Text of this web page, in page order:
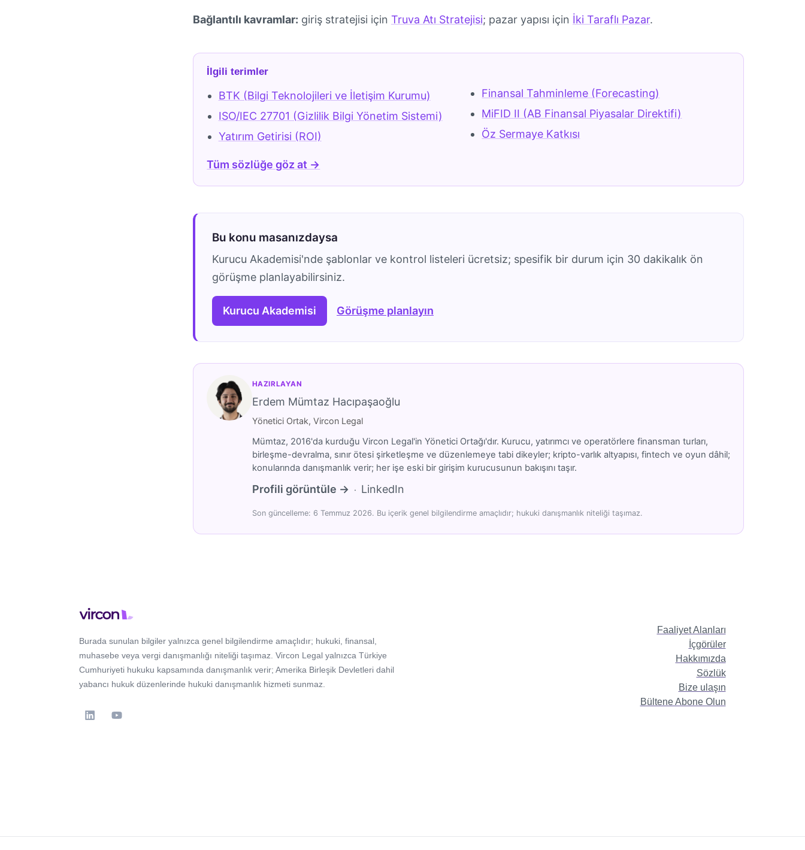
Bağlantılı kavramlar: giriş stratejisi için Truva Atı Stratejisi; pazar yapısı için İki Taraflı Pazar.
İlgili terimler
BTK (Bilgi Teknolojileri ve İletişim Kurumu)
ISO/IEC 27701 (Gizlilik Bilgi Yönetim Sistemi)
Yatırım Getirisi (ROI)
Finansal Tahminleme (Forecasting)
MiFID II (AB Finansal Piyasalar Direktifi)
Öz Sermaye Katkısı
Tüm sözlüğe göz at →
Bu konu masanızdaysa
Kurucu Akademisi'nde şablonlar ve kontrol listeleri ücretsiz; spesifik bir durum için 30 dakikalık ön
görüşme planlayabilirsiniz.
Kurucu Akademisi Görüşme planlayın
HAZIRLAYAN
Erdem Mümtaz Hacıpaşaoğlu
Yönetici Ortak, Vircon Legal
Mümtaz, 2016'da kurduğu Vircon Legal'in Yönetici Ortağı'dır. Kurucu, yatırımcı ve operatörlere finansman turları,
birleşme-devralma, sınır ötesi şirketleşme ve düzenlemeye tabi dikeyler; kripto-varlık altyapısı, fintech ve oyun dâhil;
konularında danışmanlık verir; her işe eski bir girişim kurucusunun bakışını taşır.
Profili görüntüle → · LinkedIn
Son güncelleme: 6 Temmuz 2026. Bu içerik genel bilgilendirme amaçlıdır; hukuki danışmanlık niteliği taşımaz.
Burada sunulan bilgiler yalnızca genel bilgilendirme amaçlıdır; hukuki, finansal,
muhasebe veya vergi danışmanlığı niteliği taşımaz. Vircon Legal yalnızca Türkiye
Cumhuriyeti hukuku kapsamında danışmanlık verir; Amerika Birleşik Devletleri dahil
yabancı hukuk düzenlerinde hukuki danışmanlık hizmeti sunmaz.
Faaliyet Alanları
İçgörüler
Hakkımızda
Sözlük
Bize ulaşın
Bültene Abone Olun